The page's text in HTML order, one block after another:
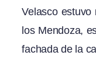
Velasco estuvo
los Mendoza,
fachada de la